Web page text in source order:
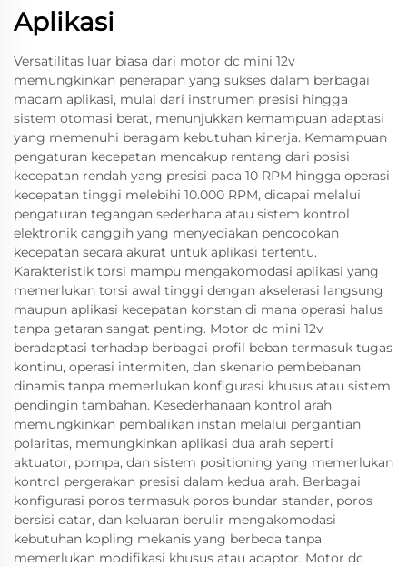
Aplikasi
Versatilitas luar biasa dari motor dc mini 12v
memungkinkan penerapan yang sukses dalam berbagai
macam aplikasi, mulai dari instrumen presisi hingga
sistem otomasi berat, menunjukkan kemampuan adaptasi
yang memenuhi beragam kebutuhan kinerja. Kemampuan
pengaturan kecepatan mencakup rentang dari posisi
kecepatan rendah yang presisi pada 10 RPM hingga operasi
kecepatan tinggi melebihi 10.000 RPM, dicapai melalui
pengaturan tegangan sederhana atau sistem kontrol
elektronik canggih yang menyediakan pencocokan
kecepatan secara akurat untuk aplikasi tertentu.
Karakteristik torsi mampu mengakomodasi aplikasi yang
memerlukan torsi awal tinggi dengan akselerasi langsung
maupun aplikasi kecepatan konstan di mana operasi halus
tanpa getaran sangat penting. Motor dc mini 12v
beradaptasi terhadap berbagai profil beban termasuk tugas
kontinu, operasi intermiten, dan skenario pembebanan
dinamis tanpa memerlukan konfigurasi khusus atau sistem
pendingin tambahan. Kesederhanaan kontrol arah
memungkinkan pembalikan instan melalui pergantian
polaritas, memungkinkan aplikasi dua arah seperti
aktuator, pompa, dan sistem positioning yang memerlukan
kontrol pergerakan presisi dalam kedua arah. Berbagai
konfigurasi poros termasuk poros bundar standar, poros
bersisi datar, dan keluaran berulir mengakomodasi
kebutuhan kopling mekanis yang berbeda tanpa
memerlukan modifikasi khusus atau adaptor. Motor dc